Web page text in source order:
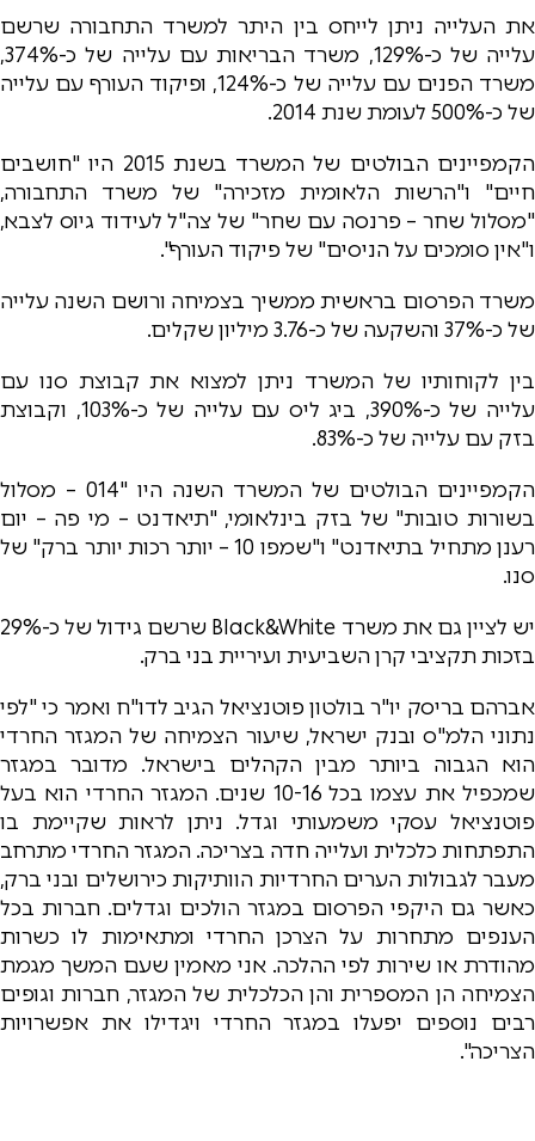
את העלייה ניתן לייחס בין היתר למשרד התחבורה שרשם
עלייה של כ-129%, משרד הבריאות עם עלייה של כ-374%,
משרד הפנים עם עלייה של כ-124%, ופיקוד העורף עם עלייה
של כ-500% לעומת שנת 2014.
הקמפיינים הבולטים של המשרד בשנת 2015 היו "חושבים
חיים" ו"הרשות הלאומית מזכירה" של משרד התחבורה,
"מסלול שחר – פרנסה עם שחר" של צה"ל לעידוד גיוס לצבא,
ו"אין סומכים על הניסים" של פיקוד העורף".
משרד הפרסום בראשית ממשיך בצמיחה ורושם השנה עלייה
של כ-37% והשקעה של כ-3.76 מיליון שקלים.
בין לקוחותיו של המשרד ניתן למצוא את קבוצת סנו עם
עלייה של כ-390%, ביג ליס עם עלייה של כ-103%, וקבוצת
בזק עם עלייה של כ-83%.
הקמפיינים הבולטים של המשרד השנה היו "014 – מסלול
בשורות טובות" של בזק בינלאומי, "תיאדנט – מי פה – יום
רענן מתחיל בתיאדנט" ו"שמפו 10 – יותר רכות יותר ברק" של
סנו.
יש לציין גם את משרד Black&White שרשם גידול של כ-29%
בזכות תקציבי קרן השביעית ועיריית בני ברק.
אברהם בריסק יו"ר בולטון פוטנציאל הגיב לדו"ח ואמר כי "לפי
נתוני הלמ"ס ובנק ישראל, שיעור הצמיחה של המגזר החרדי
הוא הגבוה ביותר מבין הקהלים בישראל. מדובר במגזר
שמכפיל את עצמו בכל 10-16 שנים. המגזר החרדי הוא בעל
פוטנציאל עסקי משמעותי וגדל. ניתן לראות שקיימת בו
התפתחות כלכלית ועלייה חדה בצריכה. המגזר החרדי מתרחב
מעבר לגבולות הערים החרדיות הוותיקות כירושלים ובני ברק,
כאשר גם היקפי הפרסום במגזר הולכים וגדלים. חברות בכל
הענפים מתחרות על הצרכן החרדי ומתאימות לו כשרות
מהודרת או שירות לפי ההלכה. אני מאמין שעם המשך מגמת
הצמיחה הן המספרית והן הכלכלית של המגזר, חברות וגופים
רבים נוספים יפעלו במגזר החרדי ויגדילו את אפשרויות
הצריכה".